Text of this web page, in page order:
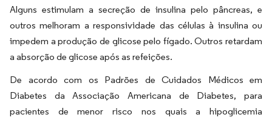
Alguns estimulam a secreção de insulina pelo pâncreas, e
outros melhoram a responsividade das células à insulina ou
impedem a produção de glicose pelo fígado. Outros retardam
a absorção de glicose após as refeições.
De acordo com os Padrões de Cuidados Médicos em
Diabetes da Associação Americana de Diabetes, para
pacientes de menor risco nos quais a hipoglicemia